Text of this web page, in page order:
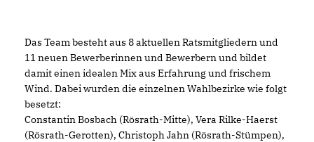
Das Team besteht aus 8 aktuellen Ratsmitgliedern und
11 neuen Bewerberinnen und Bewerbern und bildet
damit einen idealen Mix aus Erfahrung und frischem
Wind. Dabei wurden die einzelnen Wahlbezirke wie folgt
besetzt:
Constantin Bosbach (Rösrath-Mitte), Vera Rilke-Haerst
(Rösrath-Gerotten), Christoph Jahn (Rösrath-Stümpen),